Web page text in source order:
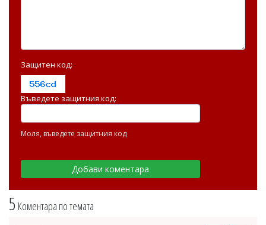
5 Коментара по темата
Защитен код:
Въведете защитния код:
Моля, въведете защитния код